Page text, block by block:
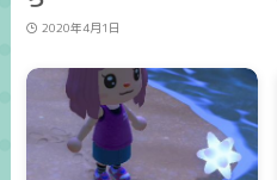
2020年4月1日